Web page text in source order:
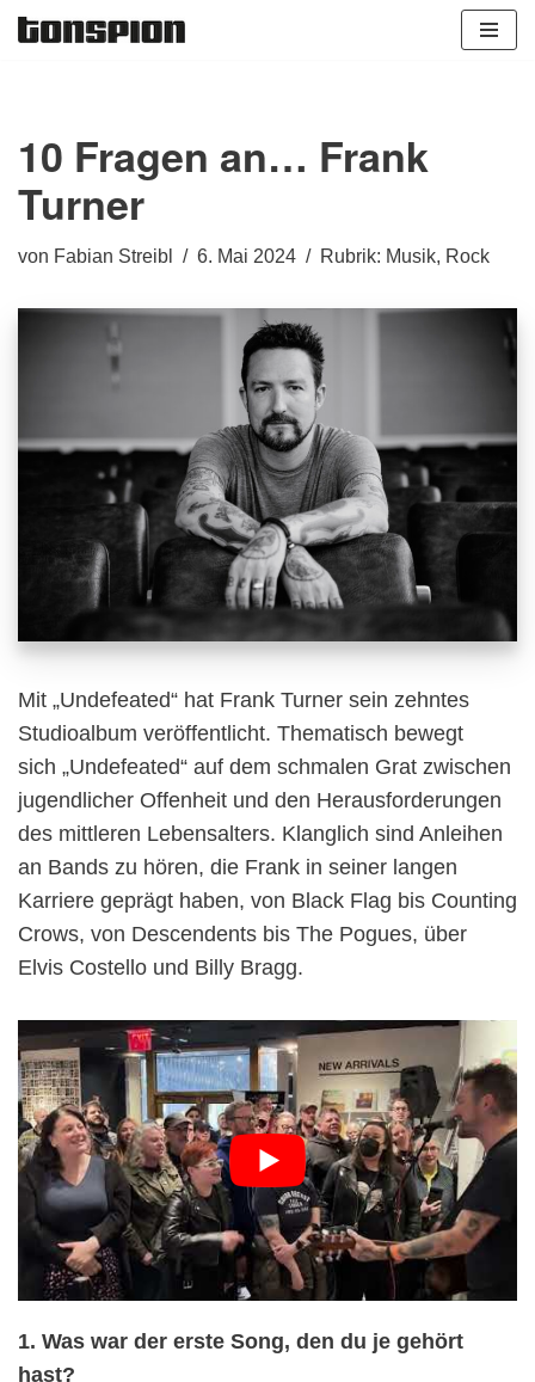
10 Fragen an… Frank
Turner
von Fabian Streibl 6. Mai 2024 Rubrik: Musik, Rock
Mit „Undefeated“ hat Frank Turner sein zehntes
Studioalbum veröffentlicht. Thematisch bewegt
sich „Undefeated“ auf dem schmalen Grat zwischen
jugendlicher Offenheit und den Herausforderungen
des mittleren Lebensalters. Klanglich sind Anleihen
an Bands zu hören, die Frank in seiner langen
Karriere geprägt haben, von Black Flag bis Counting
Crows, von Descendents bis The Pogues, über
Elvis Costello und Billy Bragg.
1. Was war der erste Song, den du je gehört
hast?